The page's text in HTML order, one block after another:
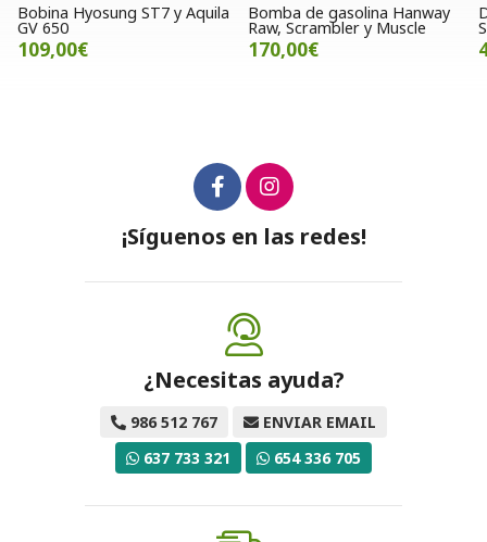
Bomba de gasolina Hanway
Raw, Scrambler y Muscle
170,00€
Depósito de gasolina Wottan
Storm 125 (OCASION)
40,00€
¡Síguenos en las redes!
¿Necesitas ayuda?
986 512 767
ENVIAR EMAIL
637 733 321
654 336 705